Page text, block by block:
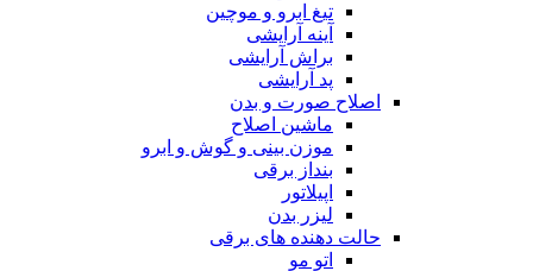
تیغ ابرو و موچین
آینه آرایشی
براش آرایشی
پد آرایشی
اصلاح صورت و بدن
ماشین اصلاح
موزن بینی و گوش و ابرو
بنداز برقی
اپیلاتور
لیزر بدن
حالت دهنده های برقی
اتو مو